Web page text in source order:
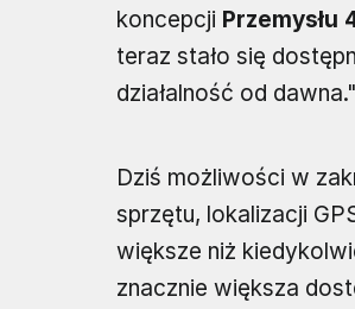
koncepcji Przemysłu
teraz stało się
działalność od dawna."
Dziś możliwości w
sprzętu, lokalizacji
większe niż
znacznie większa